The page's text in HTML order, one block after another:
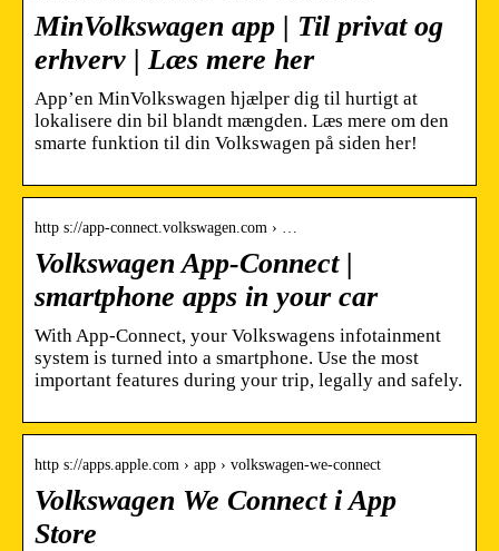
MinVolkswagen app | Til privat og
erhverv | Læs mere her
App’en MinVolkswagen hjælper dig til hurtigt at
lokalisere din bil blandt mængden. Læs mere om den
smarte funktion til din Volkswagen på siden her!
http s://app-connect.volkswagen.com › …
Volkswagen App-Connect |
smartphone apps in your car
With App-Connect, your Volkswagens infotainment
system is turned into a smartphone. Use the most
important features during your trip, legally and safely.
http s://apps.apple.com › app › volkswagen-we-connect
Volkswagen We Connect i App
Store